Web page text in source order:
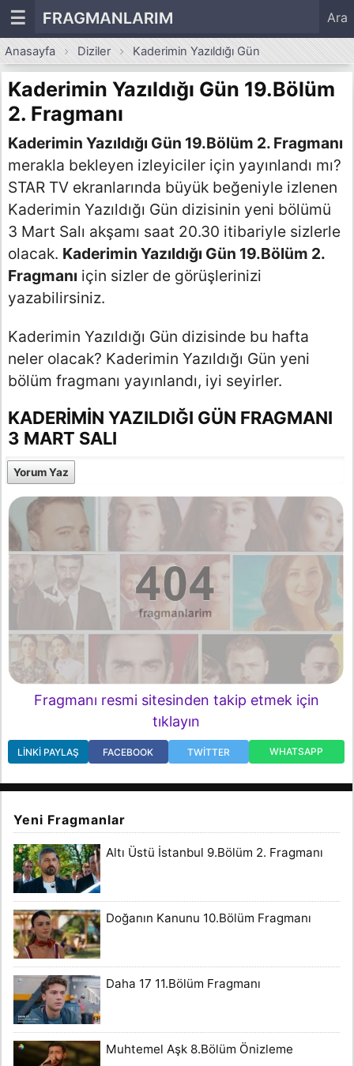
☰ FRAGMANLARIM Ara
Anasayfa Diziler Kaderimin Yazıldığı Gün
Kaderimin Yazıldığı Gün 19.Bölüm
2. Fragmanı
Kaderimin Yazıldığı Gün 19.Bölüm 2. Fragmanı
merakla bekleyen izleyiciler için yayınlandı mı?
STAR TV ekranlarında büyük beğeniyle izlenen
Kaderimin Yazıldığı Gün dizisinin yeni bölümü
3 Mart Salı akşamı saat 20.30 itibariyle sizlerle
olacak. Kaderimin Yazıldığı Gün 19.Bölüm 2.
Fragmanı için sizler de görüşlerinizi
yazabilirsiniz.
Kaderimin Yazıldığı Gün dizisinde bu hafta
neler olacak? Kaderimin Yazıldığı Gün yeni
bölüm fragmanı yayınlandı, iyi seyirler.
KADERIMIN YAZILDIĞI GÜN FRAGMANI
3 MART SALI
Yorum Yaz
Fragmanı resmi sitesinden takip etmek için
tıklayın
LINKI PAYLAŞ FACEBOOK TWITTER WHATSAPP
Yeni Fragmanlar
Altı Üstü İstanbul 9.Bölüm 2. Fragmanı
Doğanın Kanunu 10.Bölüm Fragmanı
Daha 17 11.Bölüm Fragmanı
Muhtemel Aşk 8.Bölüm Önizleme